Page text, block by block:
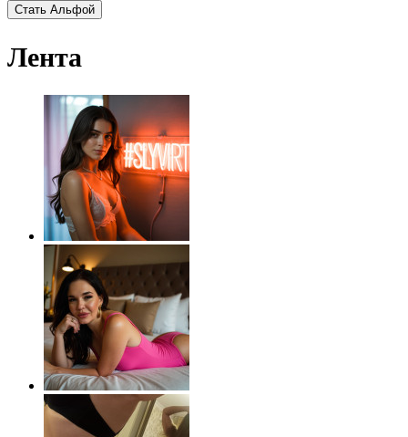
Стать Альфой
Лента